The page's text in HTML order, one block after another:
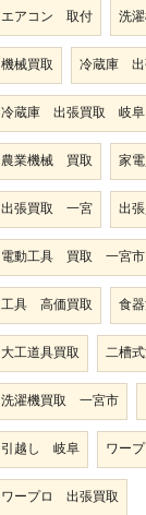
エアコン 取付 洗
機械買取 冷蔵庫
冷蔵庫 出張買取 岐阜
農業機械 買取 家
出張買取 一宮 出
電動工具 買取 一宮市
工具 高価買取 食
大工道具買取 二槽
洗濯機買取 一宮市
引越し 岐阜 ワー
ワープロ 出張買取